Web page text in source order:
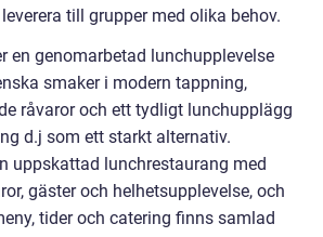
till grupper med olika behov.
en genomarbetad lunchupplevelse
smaker i modern tappning,
råvaror och ett tydligt lunchupplägg
d.j som ett starkt alternativ.
uppskattad lunchrestaurang med
gäster och helhetsupplevelse, och
tider och catering finns samlad